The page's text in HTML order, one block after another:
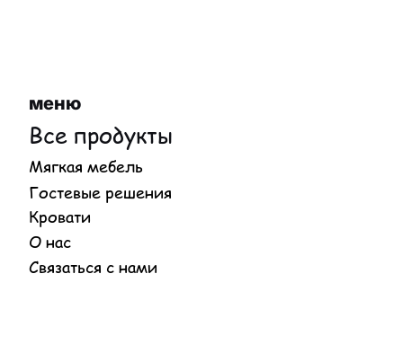
меню
Все продукты
Мягкая мебель
Гостевые решения
Кровати
О нас
Связаться с нами